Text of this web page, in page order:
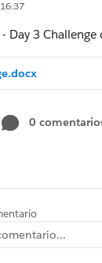
- Day 3 Challenge
0